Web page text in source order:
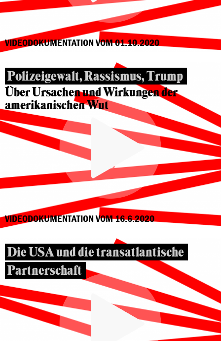
VIDEODOKUMENTATION VOM 01.10.2020
Polizeigewalt, Rassismus, Trump
Über Ursachen und Wirkungen der
amerikanischen Wut
VIDEODOKUMENTATION VOM 16.6.2020
Die USA und die transatlantische
Partnerschaft